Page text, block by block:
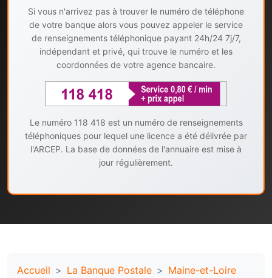
Si vous n'arrivez pas à trouver le numéro de téléphone
de votre banque alors vous pouvez appeler le service
de renseignements téléphonique payant 24h/24 7j/7,
indépendant et privé, qui trouve le numéro et les
coordonnées de votre agence bancaire.
Le numéro 118 418 est un numéro de renseignements
téléphoniques pour lequel une licence a été délivrée par
l'ARCEP. La base de données de l'annuaire est mise à
jour régulièrement.
Accueil La Banque Postale
Maine-et-Loire